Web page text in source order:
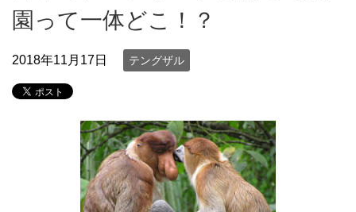
園って一体どこ！？
2018年11月17日 テングザル